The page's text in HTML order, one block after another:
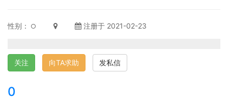
性别： 注册于 2021-02-23
关注 向TA求助 发私信
0